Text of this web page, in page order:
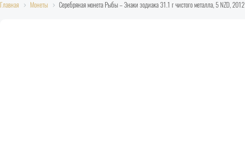
Главная Монеты Серебряная монета Рыбы – Знаки зодиака 31.1 г чистого металла, 5 NZD, 2012